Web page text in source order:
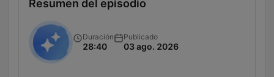
Resumen del episodio
Duración
28:40
Publicado
03 ago. 2026